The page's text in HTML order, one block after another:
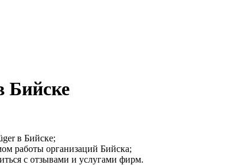
Бийске
в Бийске;
работы организаций Бийска;
с отзывами и услугами фирм.